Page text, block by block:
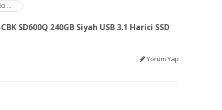
...
SD600Q 240GB Siyah USB 3.1 Harici SSD
Yorum Yap